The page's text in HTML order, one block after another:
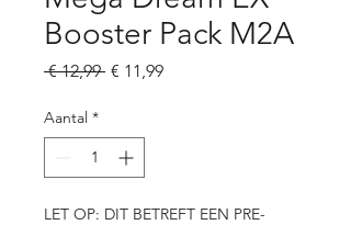
Booster Pack M2A
€ 12,99 Normale
€ 11,99Verkoopprijs
Aantal *
LET OP: DIT BETREFT EEN PRE-